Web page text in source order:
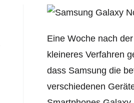
Eine Woche nach
kleineres Verfahren
dass Samsung die
verschiedenen